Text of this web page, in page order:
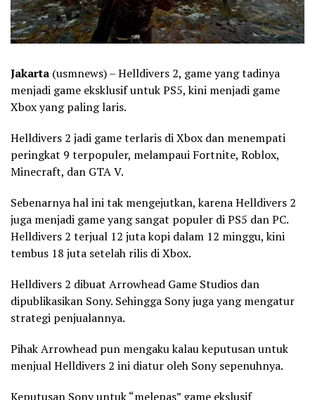
Jakarta (usmnews) – Helldivers 2, game yang tadinya
menjadi game eksklusif untuk PS5, kini menjadi game
Xbox yang paling laris.
Helldivers 2 jadi game terlaris di Xbox dan menempati
peringkat 9 terpopuler, melampaui Fortnite, Roblox,
Minecraft, dan GTA V.
Sebenarnya hal ini tak mengejutkan, karena Helldivers 2
juga menjadi game yang sangat populer di PS5 dan PC.
Helldivers 2 terjual 12 juta kopi dalam 12 minggu, kini
tembus 18 juta setelah rilis di Xbox.
Helldivers 2 dibuat Arrowhead Game Studios dan
dipublikasikan Sony. Sehingga Sony juga yang mengatur
strategi penjualannya.
Pihak Arrowhead pun mengaku kalau keputusan untuk
menjual Helldivers 2 ini diatur oleh Sony sepenuhnya.
Keputusan Sony untuk “melepas” game ekslusif